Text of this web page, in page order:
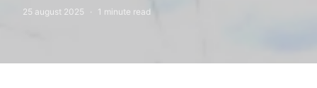
25 august 2025 1 minute read